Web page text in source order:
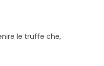
le truffe che,